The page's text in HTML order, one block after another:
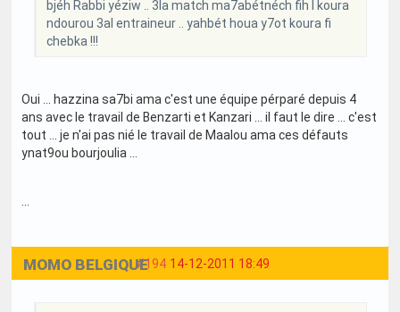
bjéh Rabbi yéziw .. 3la match ma7abétnéch fih l koura
ndourou 3al entraineur .. yahbét houa y7ot koura fi
chebka !!!
Oui ... hazzina sa7bi ama c'est une équipe pérparé depuis 4
ans avec le travail de Benzarti et Kanzari ... il faut le dire ... c'est
tout ... je n'ai pas nié le travail de Maalou ama ces défauts
ynat9ou bourjoulia ...
...
#194 14-12-2011 18:49
MOMO BELGIQUE